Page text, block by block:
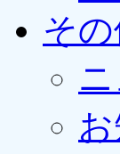
そ